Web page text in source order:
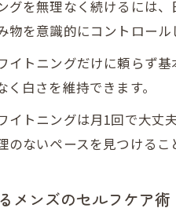
グを無理なく続けるには
物を意識的にコントロール
イトニングだけに頼らず
白さを維持できます。
イトニングは月1回で大丈
ないペースを見つけるこ
メンズのセルフケア術